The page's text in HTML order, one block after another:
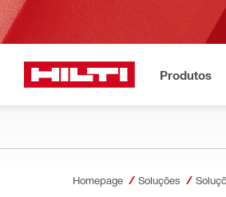
Produtos
Homepage Soluções